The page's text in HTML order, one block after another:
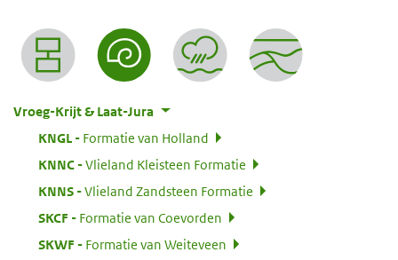
Nomenclator menu
Vroeg-Krijt & Laat-Jura
KNGL
Formatie van Holland
KNNC:
Vlieland Kleisteen Formatie
KNNS:
Vlieland Zandsteen Formatie
SKCF
Formatie van Coevorden
SKWF
Formatie van Weiteveen